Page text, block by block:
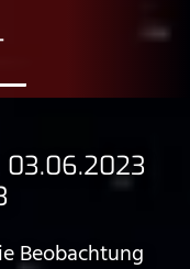
03.06.2023
Beobachtung